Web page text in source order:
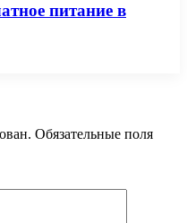
питание в
Обязательные поля